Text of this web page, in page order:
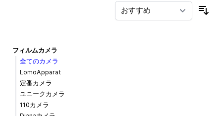
フィルムカメラ
全てのカメラ
LomoApparat
定番カメラ
ユニークカメラ
110カメラ